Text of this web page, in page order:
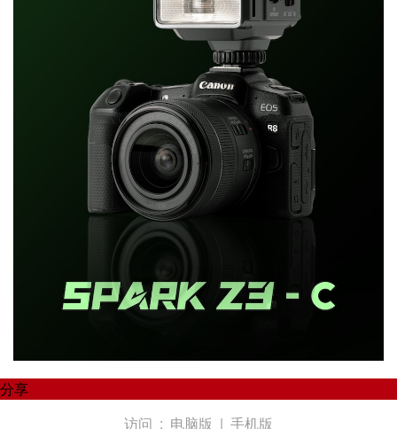
分享
访问 : 电脑版 | 手机版